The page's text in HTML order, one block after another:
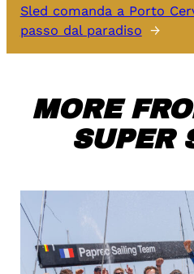
Sled comanda a Porto
passo dal paradiso →
MORE
SUPER